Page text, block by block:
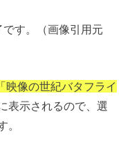
です。（画像引用元
映像の世紀バタフライ
表示されるので、選
。